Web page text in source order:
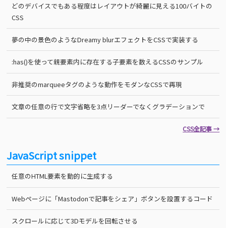
どのデバイスでもある程度はレイアウトが綺麗に見える100バイトの
CSS
夢の中の景色のようなDreamy blurエフェクトをCSSで実装する
:has()を使って親要素内に存在する子要素を数えるCSSのサンプル
非推奨のmarqueeタグのような動作をモダンなCSSで再現
文章の任意の行で文字省略を3点リーダーでなくグラデーションで
CSS全記事 →
JavaScript snippet
任意のHTML要素を動的に生成する
Webページに「Mastodonで記事をシェア」ボタンを設置するコード
スクロールに応じて3Dモデルを回転させる